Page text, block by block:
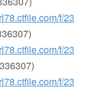
f/23
f/23
f/23